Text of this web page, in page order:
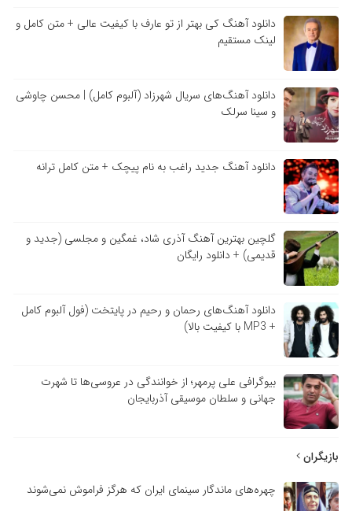
دانلود آهنگ کی بهتر از تو عارف با کیفیت عالی + متن کامل و
لینک مستقیم
دانلود آهنگ‌های سریال شهرزاد (آلبوم کامل) | محسن چاوشی
و سینا سرلک
دانلود آهنگ جدید راغب به نام پیچک + متن کامل ترانه
گلچین بهترین آهنگ آذری شاد، غمگین و مجلسی (جدید و
قدیمی) + دانلود رایگان
دانلود آهنگ‌های رحمان و رحیم در پایتخت (فول آلبوم کامل
+ MP3 با کیفیت بالا)
بیوگرافی علی پرمهر؛ از خوانندگی در عروسی‌ها تا شهرت
جهانی و سلطان موسیقی آذربایجان
بازیگران
چهره‌های ماندگار سینمای ایران که هرگز فراموش نمی‌شوند